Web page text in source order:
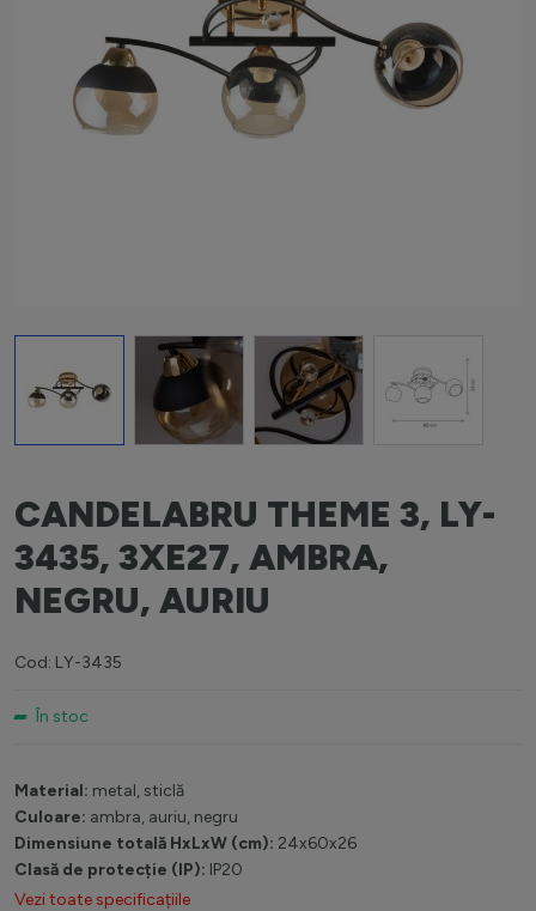
View larger imageView larger imageView larger image
CANDELABRU THEME 3, LY-
3435, 3XE27, AMBRA,
NEGRU, AURIU
Cod: LY-3435
În stoc
Material: metal, sticlă
Culoare: ambra, auriu, negru
Dimensiune totală HxLxW (cm): 24x60x26
Clasă de protecție (IP): IP20
Vezi toate specificațiile